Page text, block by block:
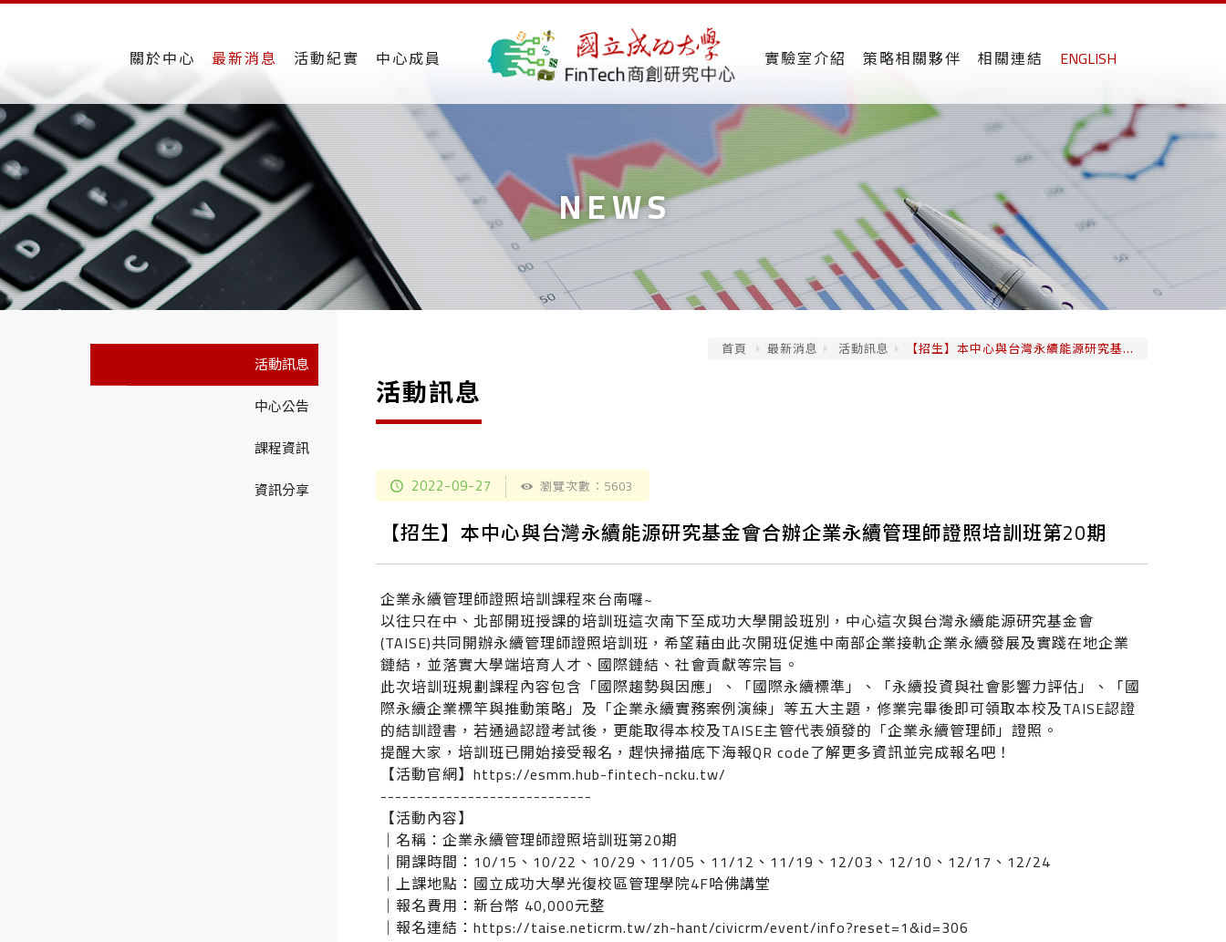
關於中心 最新消息 活動紀實 中心成員 實驗室介紹 策略相關夥伴 相關連結 ENGLISH
NEWS
首頁 最新消息 活動訊息 【招生】本中心與台灣永續能源研究基...
活動訊息
2022-09-27 瀏覽次數：5603
【招生】本中心與台灣永續能源研究基金會合辦企業永續管理師證照培訓班第20期
企業永續管理師證照培訓課程來台南囉~
以往只在中、北部開班授課的培訓班這次南下至成功大學開設班別，中心這次與台灣永續能源研究基金會
(TAISE)共同開辦永續管理師證照培訓班，希望藉由此次開班促進中南部企業接軌企業永續發展及實踐在地企業
鏈結，並落實大學端培育人才、國際鏈結、社會貢獻等宗旨。
此次培訓班規劃課程內容包含「國際趨勢與因應」、「國際永續標準」、「永續投資與社會影響力評估」、「國
際永續企業標竿與推動策略」及「企業永續實務案例演練」等五大主題，修業完畢後即可領取本校及TAISE認證
的結訓證書，若通過認證考試後，更能取得本校及TAISE主管代表頒發的「企業永續管理師」證照。
提醒大家，培訓班已開始接受報名，趕快掃描底下海報QR code了解更多資訊並完成報名吧！
【活動官網】https://esmm.hub-fintech-ncku.tw/
-----------------------------
【活動內容】
｜名稱：企業永續管理師證照培訓班第20期
｜開課時間：10/15、10/22、10/29、11/05、11/12、11/19、12/03、12/10、12/17、12/24
｜上課地點：國立成功大學光復校區管理學院4F哈佛講堂
｜報名費用：新台幣 40,000元整
｜報名連結：https://taise.neticrm.tw/zh-hant/civicrm/event/info?reset=1&id=306
活動訊息
中心公告
課程資訊
資訊分享